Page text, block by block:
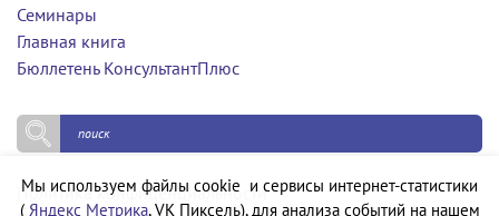
Семинары
Главная книга
Бюллетень КонсультантПлюс
Политика конфиденциальности
Мы используем файлы cookie и сервисы интернет-статистики
( Яндекс Метрика, VK Пиксель), для анализа событий на нашем